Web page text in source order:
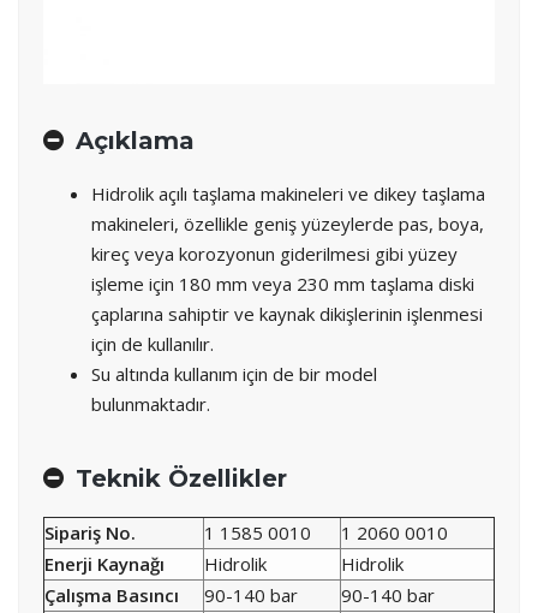
Açıklama
Hidrolik açılı taşlama makineleri ve dikey taşlama
makineleri, özellikle geniş yüzeylerde pas, boya,
kireç veya korozyonun giderilmesi gibi yüzey
işleme için 180 mm veya 230 mm taşlama diski
çaplarına sahiptir ve kaynak dikişlerinin işlenmesi
için de kullanılır.
Su altında kullanım için de bir model
bulunmaktadır.
Teknik Özellikler
Sipariş No. 1 1585 0010
1 2060 0010
Enerji Kaynağı
Hidrolik
Hidrolik
Çalışma Basıncı
90-140 bar
90-140 bar